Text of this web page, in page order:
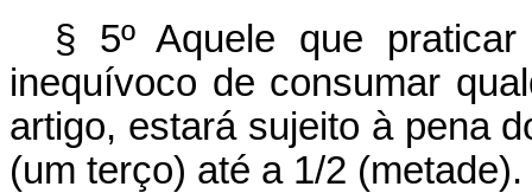
§ 5º Aquele que
inequívoco de consumar
artigo, estará sujeito à pena
(um terço) até a 1/2 (metade).